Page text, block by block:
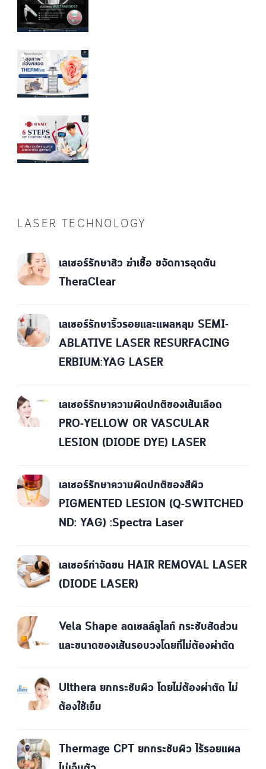
LASER TECHNOLOGY
เลเซอร์รักษาสิว ฆ่าเชื้อ ขจัดการอุดตัน
TheraClear
เลเซอร์รักษาริ้วรอยและแผลหลุม SEMI-
ABLATIVE LASER RESURFACING
ERBIUM:YAG LASER
เลเซอร์รักษาความผิดปกติของเส้นเลือด
PRO-YELLOW OR VASCULAR
LESION (DIODE DYE) LASER
เลเซอร์รักษาความผิดปกติของสีผิว
PIGMENTED LESION (Q-SWITCHED
ND: YAG) :Spectra Laser
เลเซอร์กำจัดขน HAIR REMOVAL LASER
(DIODE LASER)
Vela Shape ลดเซลล์ลูไลท์ กระชับสัดส่วน
และขนาดของเส้นรอบวงโดยที่ไม่ต้องผ่าตัด
Ulthera ยกกระชับผิว โดยไม่ต้องผ่าตัด ไม่
ต้องใช้เข็ม
Thermage CPT ยกกระชับผิว ไร้รอยแผล